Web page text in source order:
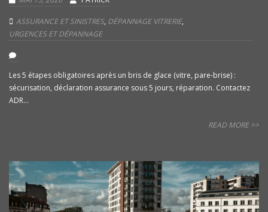
ASSURANCE ET SINISTRES, DÉPANNAGE VITRERIE,
URGENCES ET DÉPANNAGE
Les 5 étapes obligatoires après un bris de glace (vitre, pare-brise) :
sécurisation, déclaration assurance sous 5 jours, réparation. Contactez
ADR...
READ MORE >>